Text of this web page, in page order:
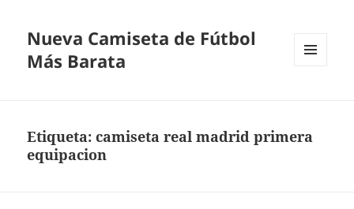
Nueva Camiseta de Fútbol
Más Barata
Etiqueta:camiseta real madrid primera
equipacion